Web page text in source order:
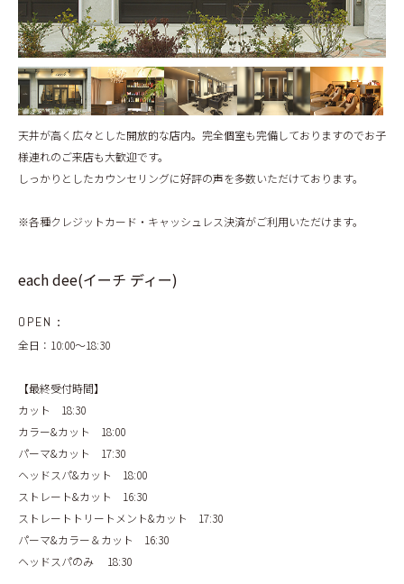
天井が高く広々とした開放的な店内。完全個室も完備しておりますのでお子
様連れのご来店も大歓迎です。
しっかりとしたカウンセリングに好評の声を多数いただけております。
※各種クレジットカード・キャッシュレス決済がご利用いただけます。
each dee(イーチ ディー)
OPEN：
全日：10:00〜18:30
【最終受付時間】
カット 18:30
カラー&カット 18:00
パーマ&カット 17:30
ヘッドスパ&カット 18:00
ストレート&カット 16:30
ストレートトリートメント&カット 17:30
パーマ&カラー＆カット 16:30
ヘッドスパのみ 18:30